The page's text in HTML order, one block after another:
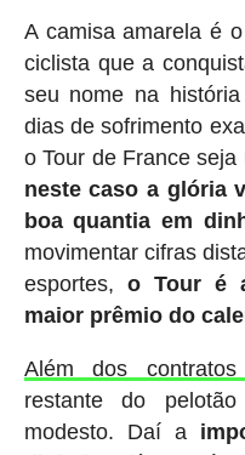
A camisa amarela é
ciclista que a
seu nome na
dias de sofrimento
o Tour de France
neste caso a glória
boa quantia em
movimentar cifras
esportes, o Tour é
maior prêmio do
Além dos
restante do
modesto. Daí a